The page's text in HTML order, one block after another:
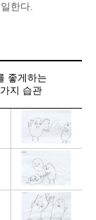
한다.
좋게하는
지 습관